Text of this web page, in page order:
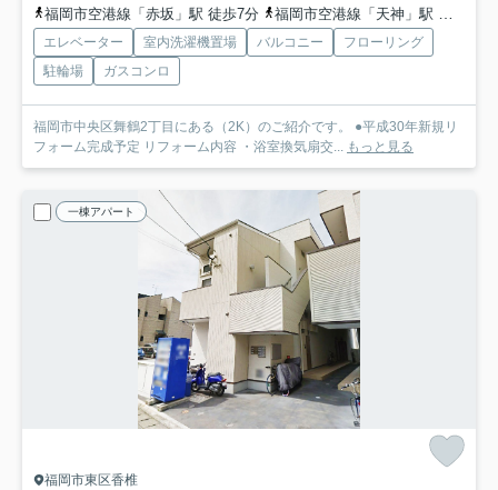
福岡市空港線「赤坂」駅 徒歩7分
福岡市空港線「天神」駅 徒歩8分
エレベーター 室内洗濯機置場 バルコニー
フローリング
駐輪場
ガスコンロ
福岡市中央区舞鶴2丁目にある（2K）のご紹介です。 ●平成30年新規リ
フォーム完成予定 リフォーム内容 ・浴室換気扇交... もっと見る
一棟アパート
福岡市東区香椎